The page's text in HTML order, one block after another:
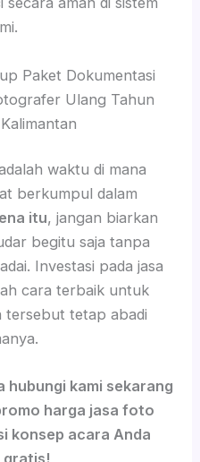
Paket Dokumentasi
Ulang Tahun
waktu di mana
berkumpul dalam
itu, jangan biarkan
begitu saja tanpa
Investasi pada jasa
cara terbaik untuk
tersebut tetap abadi
hubungi kami sekarang
harga jasa foto
konsep acara Anda